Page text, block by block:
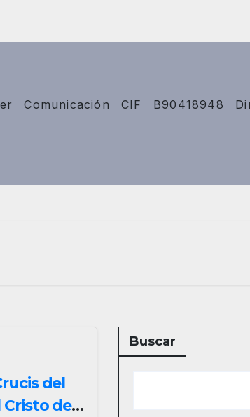
Comunicación CIF B90418948
del
Cristo de
Buscar